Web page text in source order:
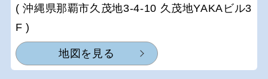
( 沖縄県那覇市久茂地3-4-10 久茂地YAKAビル3
F )
地図を見る